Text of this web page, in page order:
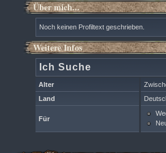
Über mich...
Noch keinen Profiltext geschrieben.
Weitere Infos
Ich Suche
Alter
Land
Für